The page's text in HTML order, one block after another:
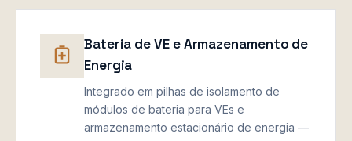
Bateria de VE e Armazenamento de
Energia
Integrado em pilhas de isolamento de
módulos de bateria para VEs e
armazenamento estacionário de energia —